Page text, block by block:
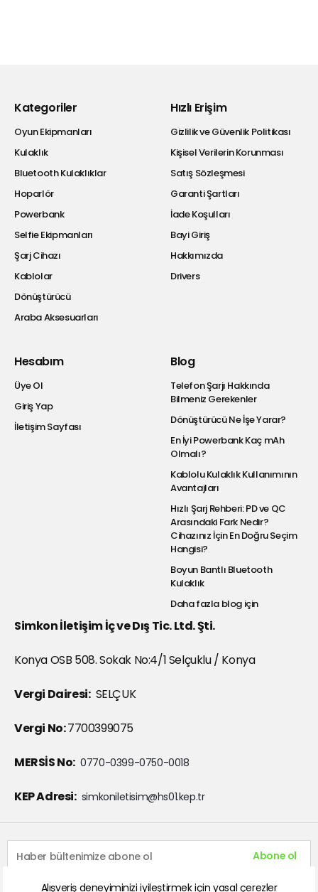
Alışveriş deneyiminizi iyileştirmek için yasal çerezler
Kategoriler
Oyun Ekipmanları
Kulaklık
Bluetooth Kulaklıklar
Hoparlör
Powerbank
Selfie Ekipmanları
Şarj Cihazı
Kablolar
Dönüştürücü
Araba Aksesuarları
Hızlı Erişim
Gizlilik ve Güvenlik Politikası
Kişisel Verilerin Korunması
Satış Sözleşmesi
Garanti Şartları
İade Koşulları
Bayi Giriş
Hakkımızda
Drivers
Hesabım
Üye Ol
Giriş Yap
İletişim Sayfası
Blog
Telefon Şarjı Hakkında
Bilmeniz Gerekenler
Dönüştürücü Ne İşe Yarar?
En İyi Powerbank Kaç mAh
Olmalı?
Kablolu Kulaklık Kullanımının
Avantajları
Hızlı Şarj Rehberi: PD ve QC
Arasındaki Fark Nedir?
Cihazınız İçin En Doğru Seçim
Hangisi?
Boyun Bantlı Bluetooth
Kulaklık
Daha fazla blog için
Simkon İletişim İç ve Dış Tic. Ltd. Şti.
Konya OSB 508. Sokak No:4/1 Selçuklu / Konya
Vergi Dairesi:SELÇUK
Vergi No:7700399075
MERSİS No: 0770-0399-0750-0018
KEP Adresi: simkoniletisim@hs01.kep.tr
Abone ol